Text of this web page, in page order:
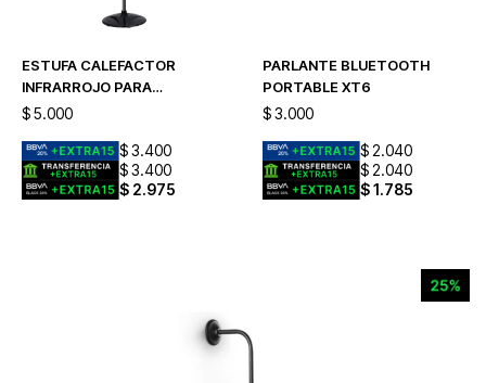
ESTUFA CALEFACTOR
INFRARROJO PARA
EXTERIOR
$5.000
$3.400
$3.400
$ 2.975
PARLANTE BLUETOOTH
PORTABLE XT6
$ 3.000
$ 2.040
$ 2.040
$ 1.785